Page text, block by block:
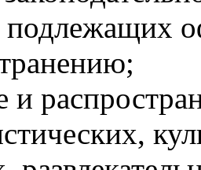
подлежащих
и